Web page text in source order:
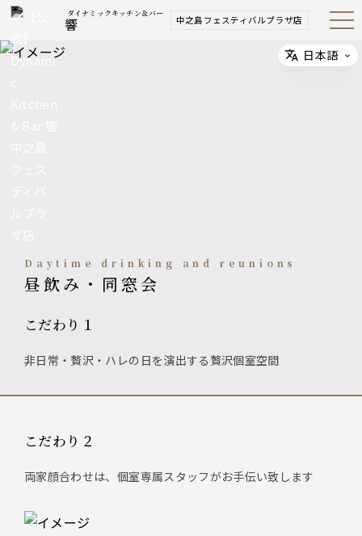
ダイナミックキッチン＆バー
響 中之島フェスティバルプラザ店 Open
Navig
Daytime drinking and reunions
昼飲み・同窓会
こだわり１
非日常・贅沢・ハレの日を演出する贅沢個室空間
こだわり２
両家顔合わせは、個室専属スタッフがお手伝い致します
Select
日本語